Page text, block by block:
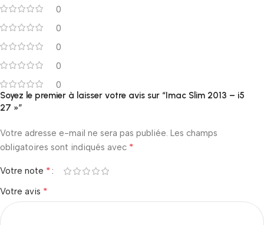
0
0
0
0
0
Soyez le premier à laisser votre avis sur “Imac Slim 2013 – i5
27 »”
Votre adresse e-mail ne sera pas publiée. Les champs
obligatoires sont indiqués avec *
Votre note *
Votre avis *